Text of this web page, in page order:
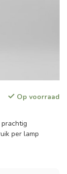
Op voorraad
per lamp